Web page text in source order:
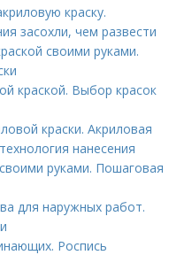
краску.
засохли, чем развести
своими руками.
краской. Выбор красок
краски. Акриловая
нанесения
руками. Пошаговая
для наружных работ.
Роспись